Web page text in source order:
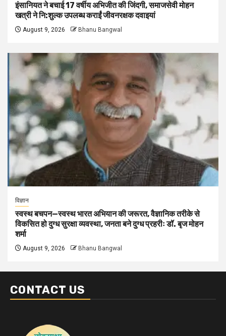
इंसानियत ने बचाई 17 वर्षीय अभिजीत की जिंदगी, समाजसेवी मोहन
खत्री ने नि:शुल्क उपलब्ध कराईं जीवनरक्षक दवाइयां
August 9, 2026 Bhanu Bangwal
विज्ञान
स्वस्थ बचपन—स्वस्थ भारत अभियान की जरूरत, वैज्ञानिक तरीके से
विकसित हो दुग्ध सुरक्षा व्यवस्था, जनता बने दुग्ध प्रहरीः डॉ. बृज मोहन
शर्मा
August 9, 2026 Bhanu Bangwal
CONTACT US